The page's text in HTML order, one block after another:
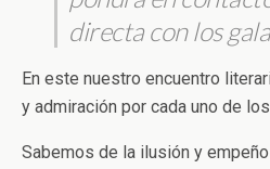
directa con los
En este nuestro encuentro
y admiración por cada uno de
Sabemos de la ilusión y